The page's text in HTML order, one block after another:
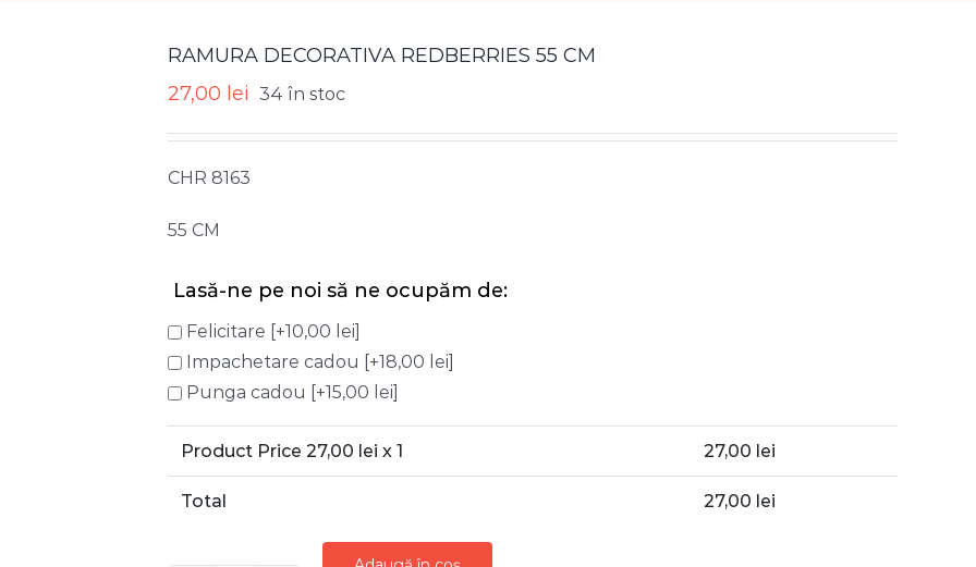
RAMURA DECORATIVA REDBERRIES 55 CM
27,00 lei 34 în stoc
CHR 8163
55 CM
Lasă-ne pe noi să ne ocupăm de:
Felicitare [+10,00 lei]
Impachetare cadou [+18,00 lei]
Punga cadou [+15,00 lei]
Product Price 27,00 lei x 1 27,00 lei
Total 27,00 lei